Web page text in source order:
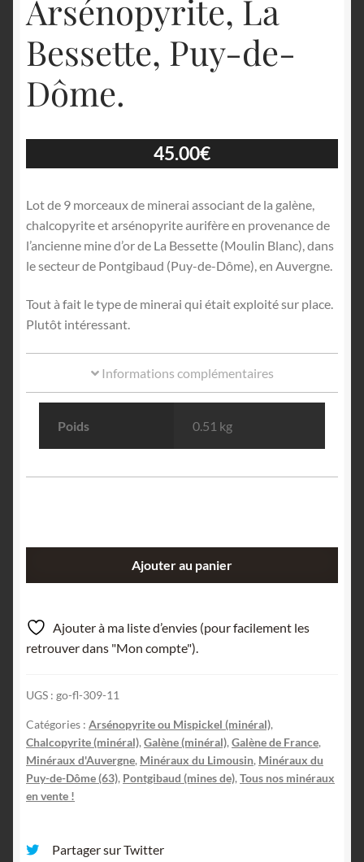
Arsénopyrite, La
Bessette, Puy-de-
Dôme.
45.00€
Lot de 9 morceaux de minerai associant de la galène,
chalcopyrite et arsénopyrite aurifère en provenance de
l’ancienne mine d’or de La Bessette (Moulin Blanc), dans
le secteur de Pontgibaud (Puy-de-Dôme), en Auvergne.
Tout à fait le type de minerai qui était exploité sur place.
Plutôt intéressant.
Informations complémentaires
Poids 0.51 kg
Chalcopyrite
&
Arsénopyrite,
Bessette,
Puy-
de-
Dôme.
Ajouter au panier
Ajouter à ma liste d’envies (pour facilement les
retrouver dans "Mon compte").
UGS : go-fl-309-11
Catégories : Arsénopyrite ou Mispickel (minéral),
Chalcopyrite (minéral), Galène (minéral), Galène de France,
Minéraux d'Auvergne, Minéraux du Limousin, Minéraux du
Puy-de-Dôme (63), Pontgibaud (mines de), Tous nos minéraux
en vente !
Partager sur Twitter